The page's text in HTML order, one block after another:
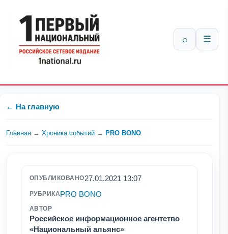
⌕ ☰
← На главную
Главная → Хроника событий → PRO BONO
ОПУБЛИКОВАНО27.01.2021 13:07
РУБРИКАPRO BONO
АВТОР
Российское информационное агентство
«Национальный альянс»